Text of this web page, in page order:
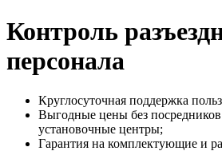
Контроль
персонала
Круглосуточная поддержка
Выгодные цены без
установочные центры;
Гарантия на комплектующие и